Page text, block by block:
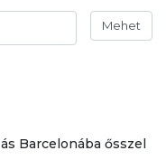
Mehet
Barcelonába ősszel